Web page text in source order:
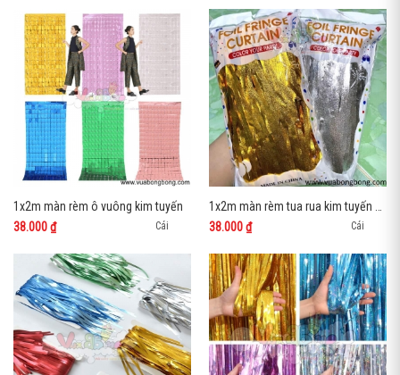
1x2m màn rèm ô vuông kim tuyến
38.000 ₫
Cái
38.000 ₫
Cái